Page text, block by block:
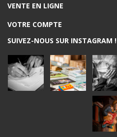
VENTE EN LIGNE
VOTRE COMPTE
SUIVEZ-NOUS SUR INSTAGRAM !